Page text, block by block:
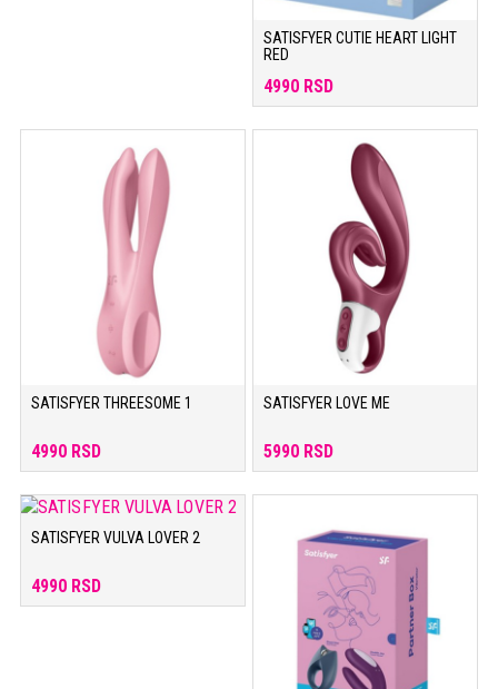
SATISFYER CUTIE HEART LIGHT
RED
4990 RSD
SATISFYER THREESOME 1
4990 RSD
SATISFYER LOVE ME
5990 RSD
SATISFYER VULVA LOVER 2
4990 RSD